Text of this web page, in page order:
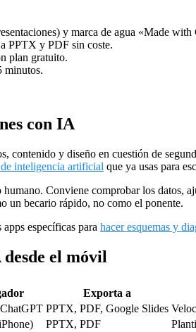
y marca de agua «Made with
PPTX y PDF sin coste.
plan gratuito.
minutos.
con IA
y diseño en cuestión de
inteligencia artificial que ya usas para
Conviene comprobar los
un becario rápido, no como el ponente.
específicas para hacer esquemas y
el móvil
Exporta a
PPTX, PDF, Google Slides
PPTX, PDF